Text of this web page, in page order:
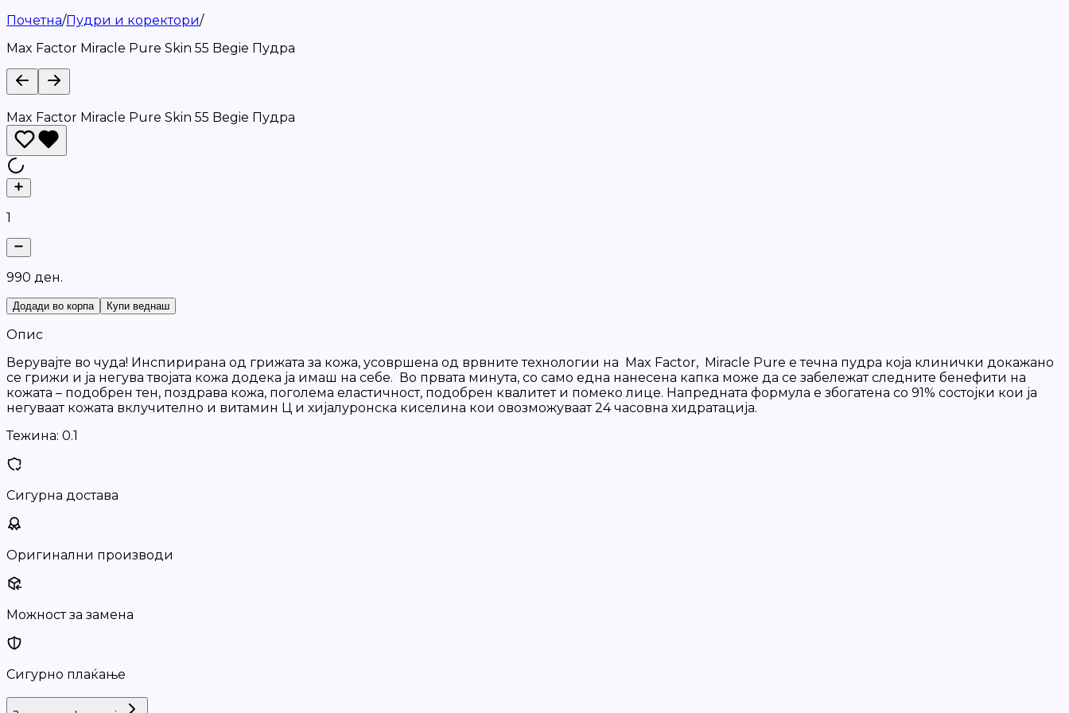
Почетна/Пудри и коректори/
Max Factor Miracle Pure Skin 55 Begie Пудра
Max Factor Miracle Pure Skin 55 Begie Пудра
1
990 ден.
Додади во корпа Купи веднаш
Опис
Верувајте во чуда! Инспирирана од грижата за кожа, усовршена од врвните технологии на Max Factor, Miracle Pure e течна пудра која клинички докажано
се грижи и ја негува твојата кожа додека ја имаш на себе. Во првата минута, со само една нанесена капка може да се забележат следните бенефити на
кожата – подобрен тен, поздрава кожа, поголема еластичност, подобрен квалитет и помеко лице. Напредната формула е збогатена со 91% состојки кои ја
негуваат кожата вклучително и витамин Ц и хијалуронска киселина кои овозможуваат 24 часовна хидратација.
Тежина: 0.1
Сигурна достава
Оригинални производи
Можност за замена
Сигурно плаќање